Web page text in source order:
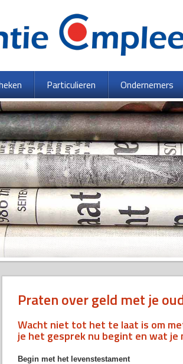
Particulieren Ondernemers
Praten over geld met je
Wacht niet tot het te laat is om
je het gesprek nu begint en wat je
Begin met het levenstestament